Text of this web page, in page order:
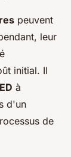
peuvent
leur
initial. Il
à
d'un
de